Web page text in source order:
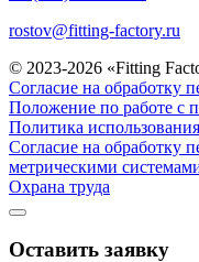
rostov@fitting-factory.ru
© 2023-2026 «Fitting
Согласие на обработку
Положение по работе с
Политика
Согласие на обработку
метрическими
Охрана труда
Оставить заявку